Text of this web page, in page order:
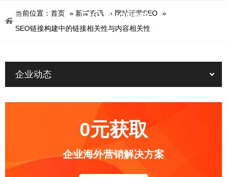
当前位置： 首页 » 新闻资讯 » 网站运营SEO »
SEO链接构建中的链接相关性与内容相关性
企业动态
0元获取
企业海外营销解决方案